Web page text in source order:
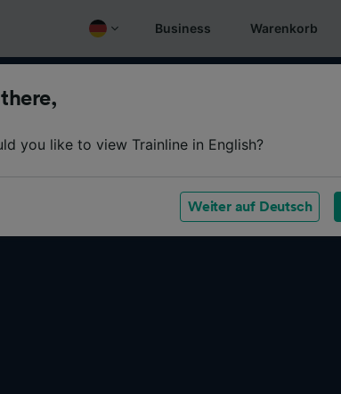
Business Warenkorb
you like to view Trainline in English?
Weiter auf Deutsch